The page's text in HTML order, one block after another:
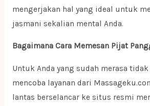
mengerjakan hal yang ideal untuk
jasmani sekalian mental Anda.
Bagaimana Cara Memesan Pijat
Untuk Anda yang sudah merasa
mencoba layanan dari
lantas berselancar ke situs resmi